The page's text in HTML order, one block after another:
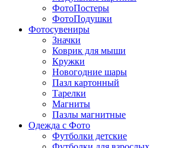
ФотоПостеры
ФотоПодушки
Фотоcувениры
Значки
Коврик для мыши
Кружки
Новогодние шары
Пазл картонный
Тарелки
Магниты
Пазлы магнитные
Одежда с Фото
Футболки детские